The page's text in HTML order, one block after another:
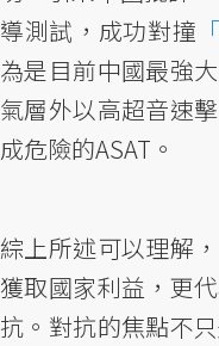
導測試，成功對撞
為是目前中國最強
氣層外以高超音速
成危險的ASAT。
綜上所述可以理解
獲取國家利益，更
抗。對抗的焦點不